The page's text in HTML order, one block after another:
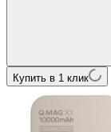
Купить в 1 клик